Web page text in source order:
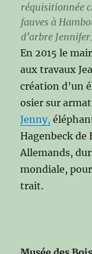
réquisitionnée
fauves à
d’arbreJennifer
En 2015 le
aux travaux
création d’un
osier sur
Jenny,
Hagenbeck de
Allemands,
mondiale,
trait.